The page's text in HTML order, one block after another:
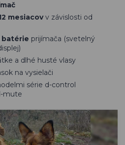
mesiacovv závislosti od
batérie prijímača (svetelný
a dlhé husté vlasy
na vysielači
série d-control
mute